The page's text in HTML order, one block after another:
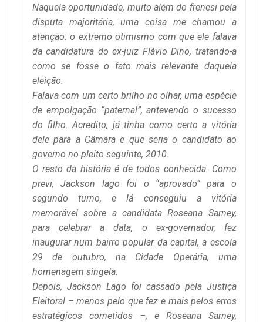
Naquela oportunidade, muito além do frenesi pela
disputa majoritária, uma coisa me chamou a
atenção: o extremo otimismo com que ele falava
da candidatura do ex-juiz Flávio Dino, tratando-a
como se fosse o fato mais relevante daquela
eleição.
Falava com um certo brilho no olhar, uma espécie
de empolgação “paternal”, antevendo o sucesso
do filho. Acredito, já tinha como certo a vitória
dele para a Câmara e que seria o candidato ao
governo no pleito seguinte, 2010.
O resto da história é de todos conhecida. Como
previ, Jackson lago foi o “aprovado” para o
segundo turno, e lá conseguiu a vitória
memorável sobre a candidata Roseana Sarney,
para celebrar a data, o ex-governador, fez
inaugurar num bairro popular da capital, a escola
29 de outubro, na Cidade Operária, uma
homenagem singela.
Depois, Jackson Lago foi cassado pela Justiça
Eleitoral – menos pelo que fez e mais pelos erros
estratégicos cometidos –, e Roseana Sarney,